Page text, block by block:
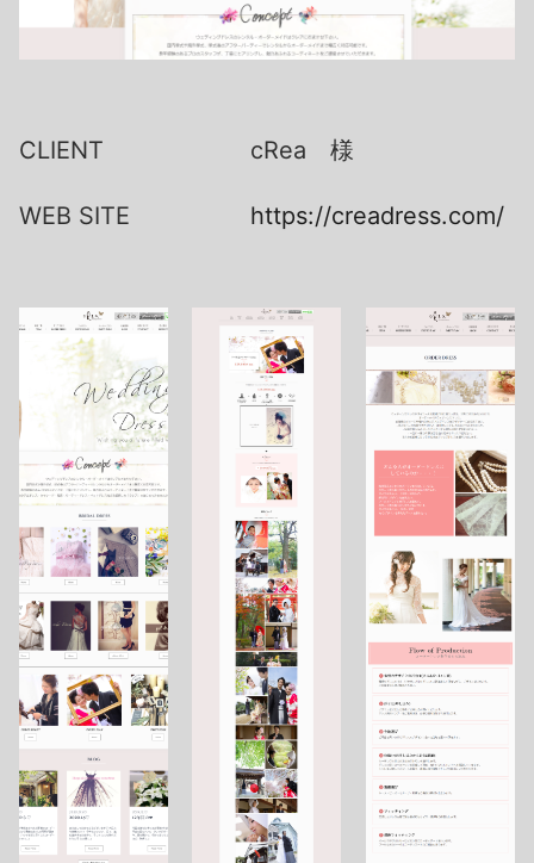
CLIENT cRea 様
WEB SITE https://creadress.com/